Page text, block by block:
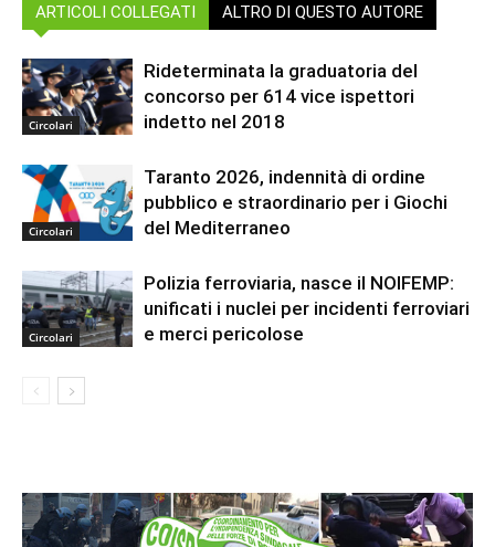
ARTICOLI COLLEGATI ALTRO DI QUESTO AUTORE
Circolari
Rideterminata la graduatoria del
concorso per 614 vice ispettori
indetto nel 2018
Circolari
Taranto 2026, indennità di ordine
pubblico e straordinario per i Giochi
del Mediterraneo
Circolari
Polizia ferroviaria, nasce il NOIFEMP:
unificati i nuclei per incidenti ferroviari
e merci pericolose